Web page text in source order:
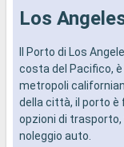
Los
Il Porto di Los
costa del Pacifico,
metropoli
della città, il porto è
opzioni di
noleggio auto.